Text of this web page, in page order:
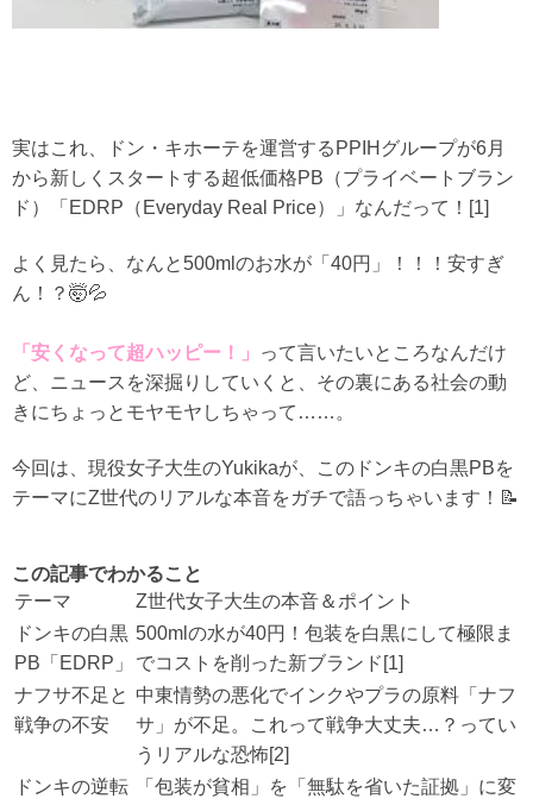
実はこれ、ドン・キホーテを運営するPPIHグループが6月
から新しくスタートする超低価格PB（プライベートブラン
ド）
「EDRP（Everyday Real Price）」 なんだって！[1]
よく見たら、なんと 500mlのお水が「40円」
！！！安すぎ
ん！？🤯💦
「安くなって超ハッピー！」
って言いたいところなんだけ
ど、ニュースを深掘りしていくと、その裏にある社会の動
きにちょっとモヤモヤしちゃって……。
今回は、現役女子大生のYukikaが、このドンキの白黒PBを
テーマにZ世代のリアルな本音をガチで語っちゃいます！📝
この記事でわかること
テーマ
Z世代女子大生の本音＆ポイント
ドンキの白黒
PB「EDRP」
500mlの水が40円！包装を白黒にして極限ま
でコストを削った新ブランド[1]
ナフサ不足と
戦争の不安
中東情勢の悪化でインクやプラの原料「ナフ
サ」が不足。これって戦争大丈夫…？ってい
うリアルな恐怖[2]
ドンキの逆転
「包装が貧相」を「無駄を省いた証拠」に変